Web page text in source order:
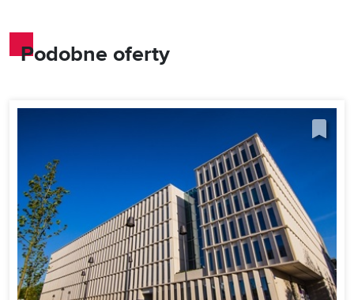
Podobne oferty